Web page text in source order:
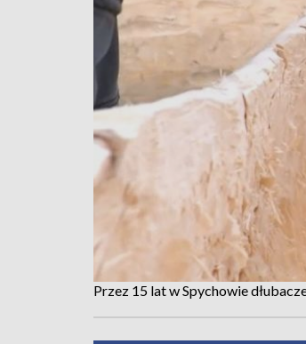
Przez 15 lat w Spychowie